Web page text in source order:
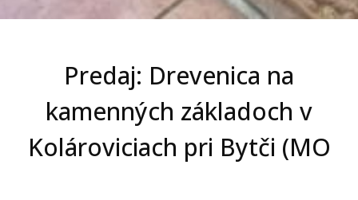
Predaj: Drevenica na
kamenných základoch v
Kolároviciach pri Bytči (MO